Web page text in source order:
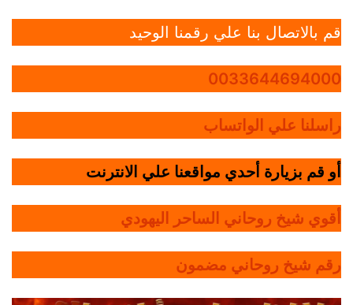
قم بالاتصال بنا علي رقمنا الوحيد
0033644694000
راسلنا علي الواتساب
أو قم بزيارة أحدي مواقعنا علي الانترنت
أقوي شيخ روحاني الساحر اليهودي
رقم شيخ روحاني مضمون